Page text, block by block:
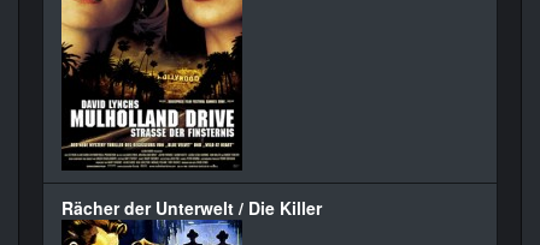
Rächer der Unterwelt / Die Killer